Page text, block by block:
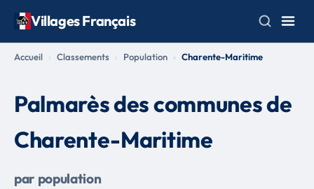
Villages Français
Accueil Classements Population Charente-Maritime
Palmarès des communes de
Charente-Maritime
par population